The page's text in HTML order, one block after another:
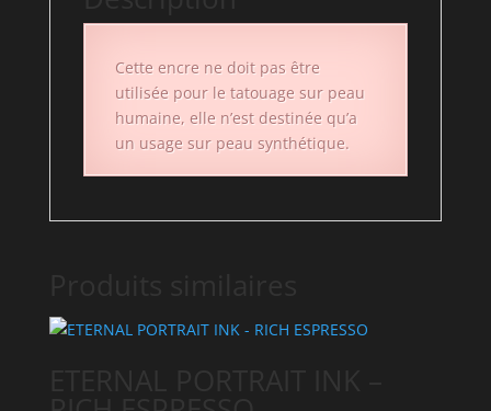
Cette encre ne doit pas être
utilisée pour le tatouage sur peau
humaine, elle n’est destinée qu’a
un usage sur peau synthétique.